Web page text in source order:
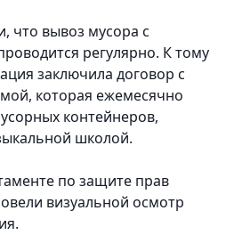
что вывоз мусора с
регулярно. К тому
заключила договор с
которая ежемесячно
контейнеров,
школой.
по защите прав
визуальной осмотр